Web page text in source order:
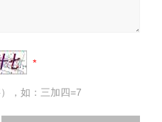
，如：三加四=7